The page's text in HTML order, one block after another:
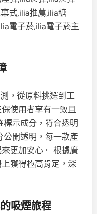
，從原料挑選到工
使用者享有一致且
標示成分，符合透明
公開透明，每一款產
更加安心。 根據廣
獲得極高肯定，深
吸煙旅程